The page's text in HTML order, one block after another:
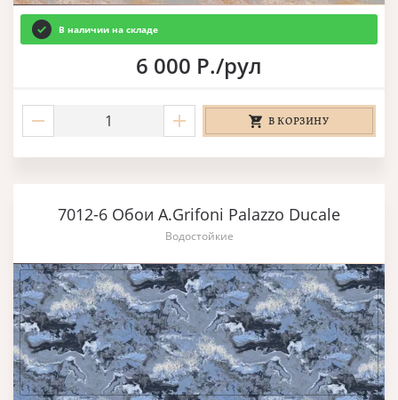
В наличии на складе
6 000 Р./рул
В КОРЗИНУ
7012-6 Обои A.Grifoni Palazzo Ducale
Водостойкие